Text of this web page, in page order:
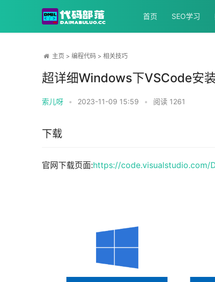
首页 SEO学习
主页 > 编程代码 > 相关技巧
超详细Windows下VSCode安
索儿呀 • 2023-11-09 15:59 • 阅读 1261
下载
官网下载页面:https://code.visualstudio.com/